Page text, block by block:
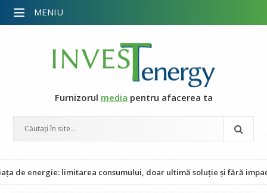
Furnizorul media pentru afacerea ta
limitarea consumului, doar ultimă soluție și fără impact
MENIU